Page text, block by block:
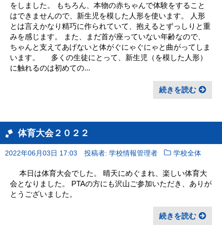
をしました。 もちろん、本物の赤ちゃんで体験をすること
はできませんので、新生児を模した人形を使います。 人形
とは言えかなり精巧に作られていて、抱えるとずっしりと重
みを感じます。 また、まだ首が座っていない年齢なので、
ちゃんと支えてあげないと体がぐにゃぐにゃと曲がってしま
います。 多くの生徒にとって、新生児（を模した人形）
に触れるのは初めての...
続きを読む
体育大会２０２２
2022年06月03日 17:03 投稿者: 学校情報管理者 学校全体
本日は体育大会でした。 晴天にめぐまれ、楽しい体育大
会となりました。 PTAの方にも沢山ご参加いただき、ありが
とうございました。
続きを読む